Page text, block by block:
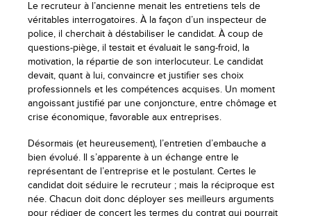
Le recruteur à l’ancienne menait les entretiens tels de
véritables interrogatoires. À la façon d’un inspecteur de
police, il cherchait à déstabiliser le candidat. À coup de
questions-piège, il testait et évaluait le sang-froid, la
motivation, la répartie de son interlocuteur. Le candidat
devait, quant à lui, convaincre et justifier ses choix
professionnels et les compétences acquises. Un moment
angoissant justifié par une conjoncture, entre chômage et
crise économique, favorable aux entreprises.
Désormais (et heureusement), l’entretien d’embauche a
bien évolué. Il s’apparente à un échange entre le
représentant de l’entreprise et le postulant. Certes le
candidat doit séduire le recruteur ; mais la réciproque est
née. Chacun doit donc déployer ses meilleurs arguments
pour rédiger de concert les termes du contrat qui pourrait